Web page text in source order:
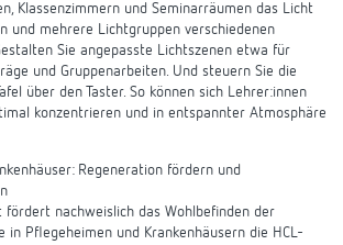
Klassenzimmern und Seminarräumen das Licht
und mehrere Lichtgruppen verschiedenen
Sie angepasste Lichtszenen etwa für
und Gruppenarbeiten. Und steuern Sie die
über den Taster. So können sich Lehrer:innen
konzentrieren und in entspannter Atmosphäre
Regeneration fördern und
fördert nachweislich das Wohlbefinden der
in Pflegeheimen und Krankenhäusern die HCL-